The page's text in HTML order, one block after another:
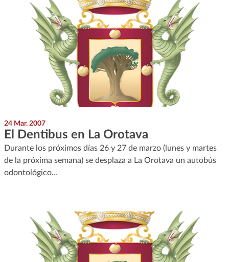
24 Mar. 2007
El Dentibus en La Orotava
Durante los próximos días 26 y 27 de marzo (lunes y martes
de la próxima semana) se desplaza a La Orotava un autobús
odontológico…